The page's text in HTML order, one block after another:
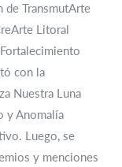
TransmutArte
Litoral
con la
Nuestra Luna
y Anomalía
Luego, se
y menciones